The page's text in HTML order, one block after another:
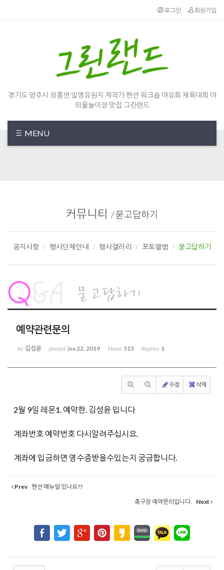
로그인 회원가입
경기도 양주시 장흥면 일영유원지 계곡가 펜션 워크숍 야유회 체육대회 야
외물놀이장 맛집 그린랜드
MENU
커뮤니티 /묻고답하기
공지사항 행사단체안내 행사갤러리 포토앨범 묻고답하기
예약관련문의
by 김성윤 posted Jan 22, 2019 Views 515 Replies 1
수정 삭제
2월 9일 레몬1. 예약한. 김성윤 입니다
계좌번호 예약번호 다시알려주십시요.
계좌에 입금하면 영수증받을수있는지 궁금합니다.
Prev 펜션 메뉴얼 있나요??
축구장 예약문의입니다.
Next